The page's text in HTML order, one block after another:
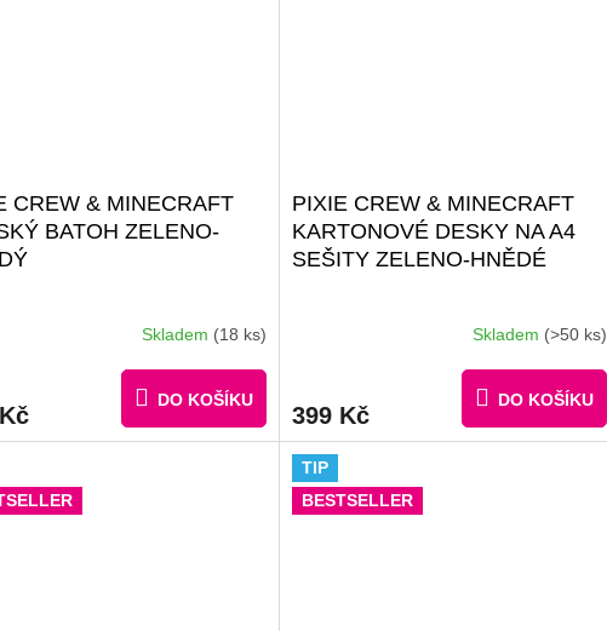
CREW & MINECRAFT
BATOH ZELENO-
Skladem (18 ks)
DO KOŠÍKU
PIXIE CREW & MINECRAFT
KARTONOVÉ DESKY NA A4
SEŠITY ZELENO-HNĚDÉ
Skladem (>50 ks)
399 Kč
DO KOŠÍKU
TIP
BESTSELLER